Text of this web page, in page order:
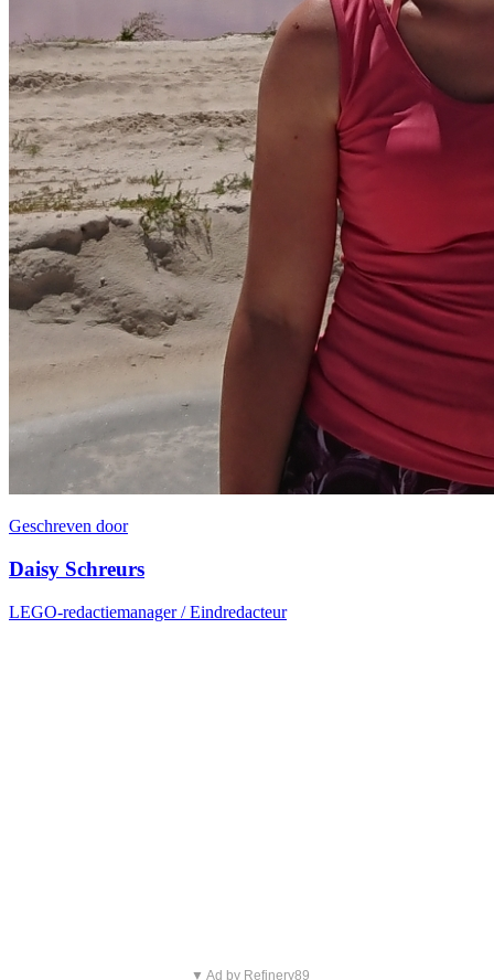
Geschreven door
Daisy Schreurs
LEGO-redactiemanager / Eindredacteur
▼ Ad by Refinery89